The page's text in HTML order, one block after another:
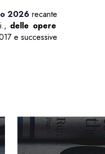
2026 recante
delle opere
e successive